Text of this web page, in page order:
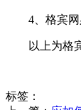
4、格宾网必
以上为格宾
标签：